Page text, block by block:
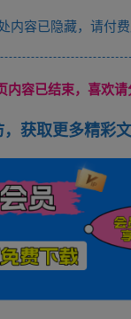
内容已隐藏，请付
内容已结束，喜欢
获取更多精彩